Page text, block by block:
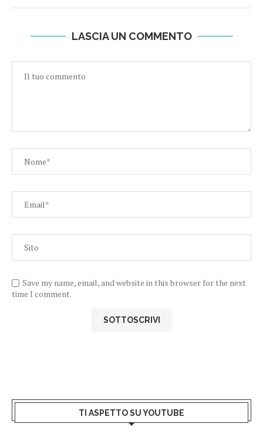
LASCIA UN COMMENTO
Save my name, email, and website in this browser for the next
time I comment.
TI ASPETTO SU YOUTUBE